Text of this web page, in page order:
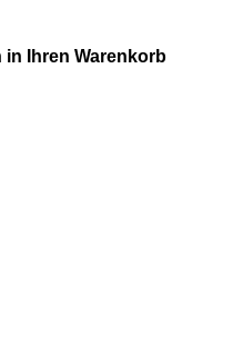
Ihren Warenkorb